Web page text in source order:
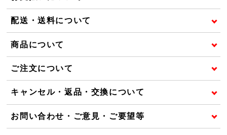
配送・送料について
商品について
ご注文について
キャンセル・返品・交換について
お問い合わせ・ご意見・ご要望等